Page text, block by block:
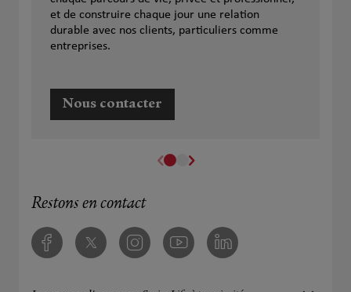
et de construire chaque jour une relation
durable avec nos clients, particuliers comme
entreprises.
Nous contacter
Restons en contact
FacebookTwitter InstagramYoutube Linkedin